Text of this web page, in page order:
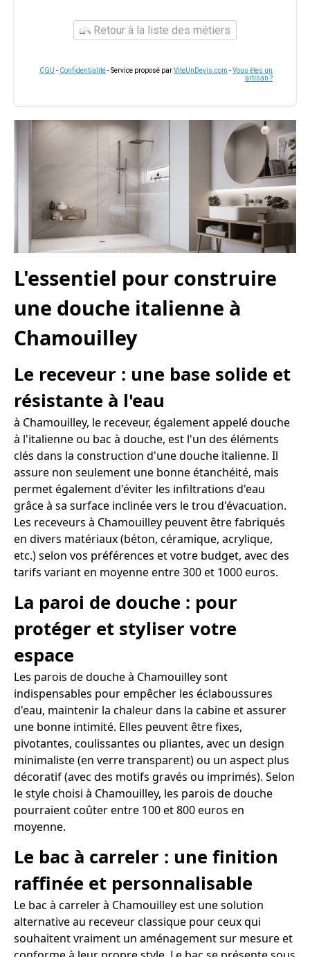
Retour à la liste des métiers
CGU - Confidentialité- Service proposé parViteUnDevis.com -Vous êtes un
artisan ?
L'essentiel pour construire
une douche italienne à
Chamouilley
Le receveur : une base solide et
résistante à l'eau
à Chamouilley, le receveur, également appelé douche
à l'italienne ou bac à douche, est l'un des éléments
clés dans la construction d'une douche italienne. Il
assure non seulement une bonne étanchéité, mais
permet également d'éviter les infiltrations d'eau
grâce à sa surface inclinée vers le trou d'évacuation.
Les receveurs à Chamouilley peuvent être fabriqués
en divers matériaux (béton, céramique, acrylique,
etc.) selon vos préférences et votre budget, avec des
tarifs variant en moyenne entre 300 et 1000 euros.
La paroi de douche : pour
protéger et styliser votre
espace
Les parois de douche à Chamouilley sont
indispensables pour empêcher les éclaboussures
d'eau, maintenir la chaleur dans la cabine et assurer
une bonne intimité. Elles peuvent être fixes,
pivotantes, coulissantes ou pliantes, avec un design
minimaliste (en verre transparent) ou un aspect plus
décoratif (avec des motifs gravés ou imprimés). Selon
le style choisi à Chamouilley, les parois de douche
pourraient coûter entre 100 et 800 euros en
moyenne.
Le bac à carreler : une finition
raffinée et personnalisable
Le bac à carreler à Chamouilley est une solution
alternative au receveur classique pour ceux qui
souhaitent vraiment un aménagement sur mesure et